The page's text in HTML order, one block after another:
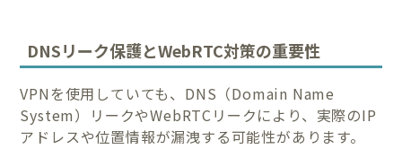
DNSリーク保護とWebRTC対策の重要性
VPNを使用していても、DNS（Domain Name
System）リークやWebRTCリークにより、実際のIP
アドレスや位置情報が漏洩する可能性があります。